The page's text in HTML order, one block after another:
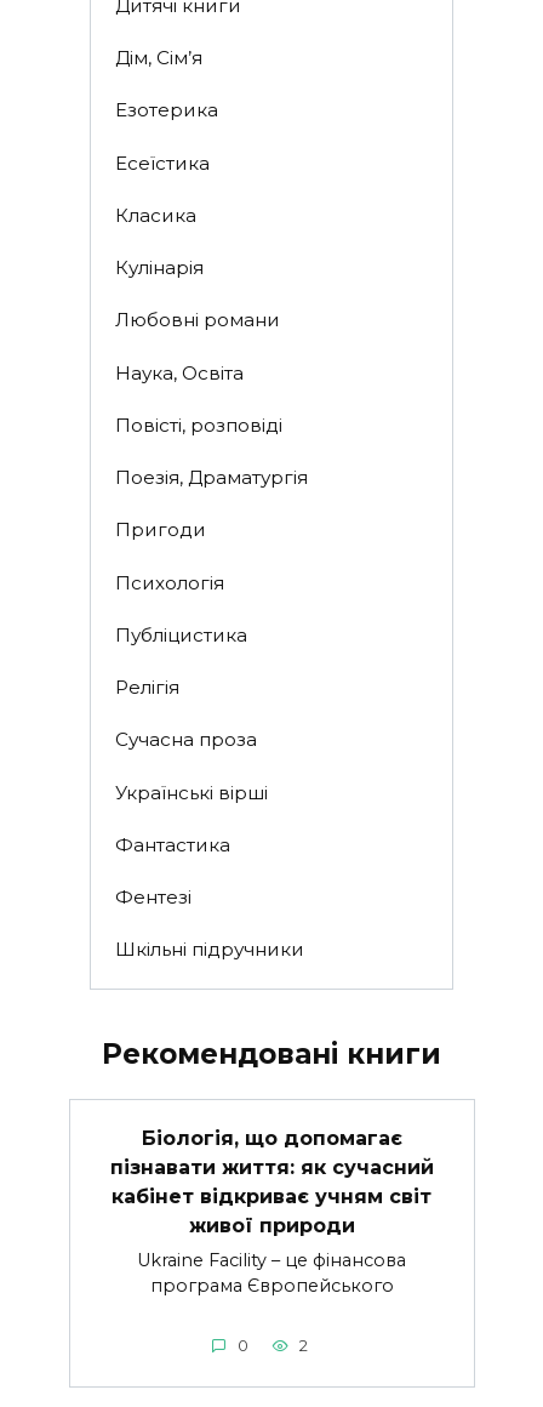
Дитячі книги
Дім, Сім’я
Езотерика
Есеїстика
Класика
Кулінарія
Любовні романи
Наука, Освіта
Повісті, розповіді
Поезія, Драматургія
Пригоди
Психологія
Публіцистика
Релігія
Сучасна проза
Українські вірші
Фантастика
Фентезі
Шкільні підручники
Рекомендовані книги
Біологія, що допомагає
пізнавати життя: як сучасний
кабінет відкриває учням світ
живої природи
Ukraine Facility – це фінансова
програма Європейського
0 2